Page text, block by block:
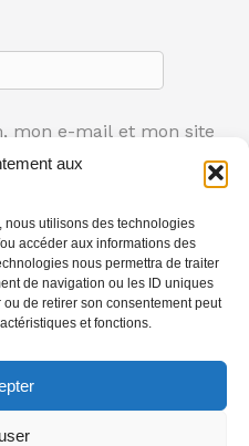
aux
nous utilisons des technologies
accéder aux informations des
nous permettra de traiter
de navigation ou les ID uniques
de retirer son consentement peut
et fonctions.
mon e-mail et mon site
prochain